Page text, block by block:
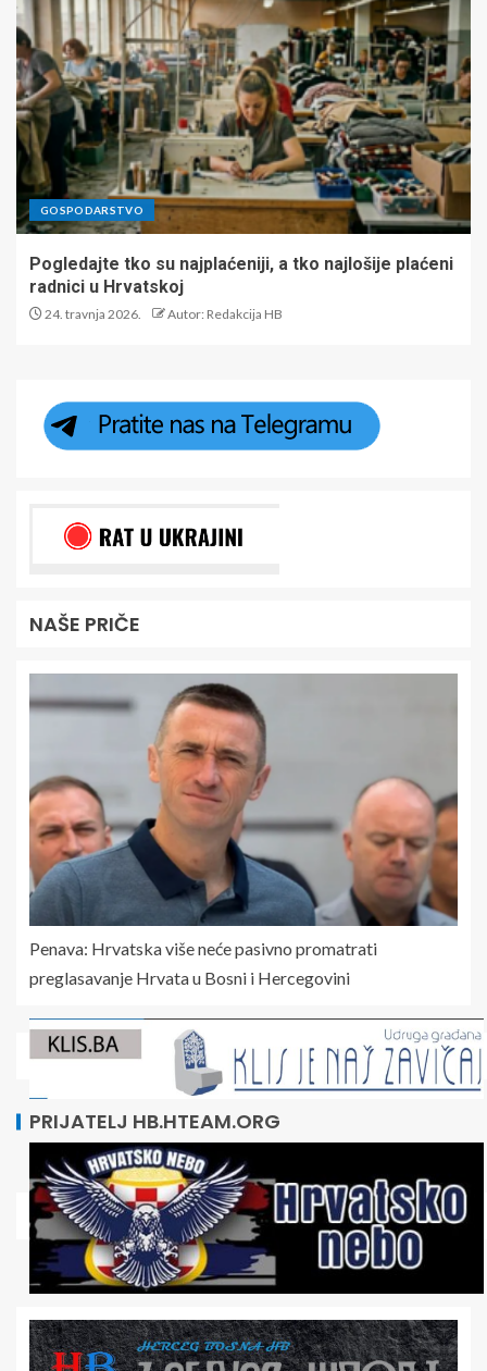
GOSPODARSTVO
Pogledajte tko su najplaćeniji, a tko najlošije plaćeni
radnici u Hrvatskoj
24. travnja 2026. Autor: Redakcija HB
NAŠE PRIČE
Penava: Hrvatska više neće pasivno promatrati
preglasavanje Hrvata u Bosni i Hercegovini
PRIJATELJ HB.HTEAM.ORG